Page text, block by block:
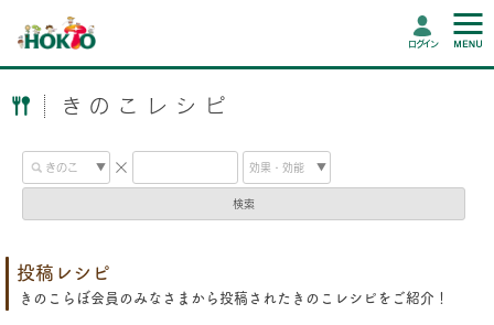
ログイン
きのこレシピ
検索
投稿レシピ
きのこらぼ会員のみなさまから投稿されたきのこレシピをご紹介！